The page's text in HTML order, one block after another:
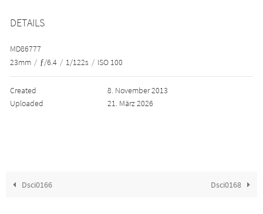
DETAILS
MD86777
23mm / ƒ/6.4 / 1/122s / ISO 100
Created
8. November 2013
Uploaded
21. März 2026
Dsci0166 Dsci0168